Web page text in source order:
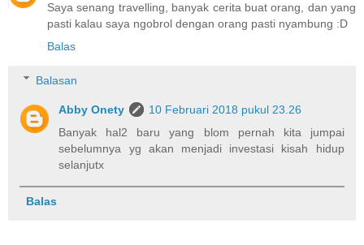
Saya senang travelling, banyak cerita buat orang, dan yang
pasti kalau saya ngobrol dengan orang pasti nyambung :D
Balas
Balasan
Abby Onety
10 Februari 2018 pukul 23.26
Banyak hal2 baru yang blom pernah kita jumpai
sebelumnya yg akan menjadi investasi kisah hidup
selanjutx
Balas